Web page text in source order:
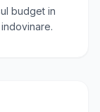
budget in